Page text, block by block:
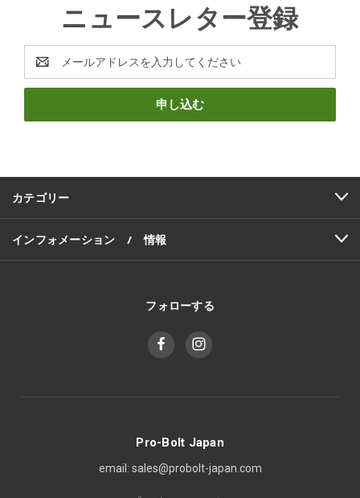
ニュースレター登録
ー
ア
カテゴリー
インフォメーション / 情報
フォローする
Pro-Bolt Japan
email: sales@probolt-japan.com